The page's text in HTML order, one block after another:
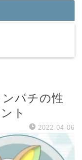
ンパチの性
ト
2022-04-06